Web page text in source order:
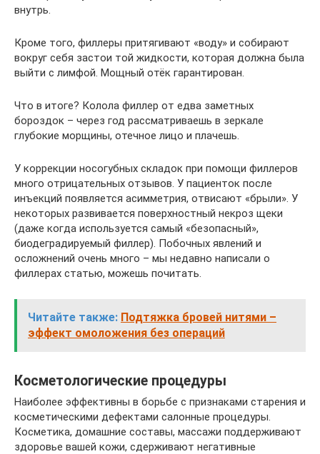
внутрь.
Кроме того, филлеры притягивают «воду» и собирают
вокруг себя застои той жидкости, которая должна была
выйти с лимфой. Мощный отёк гарантирован.
Что в итоге? Колола филлер от едва заметных
бороздок – через год рассматриваешь в зеркале
глубокие морщины, отечное лицо и плачешь.
У коррекции носогубных складок при помощи филлеров
много отрицательных отзывов. У пациенток после
инъекций появляется асимметрия, отвисают «брыли». У
некоторых развивается поверхностный некроз щеки
(даже когда используется самый «безопасный»,
биодеградируемый филлер). Побочных явлений и
осложнений очень много – мы недавно написали о
филлерах статью, можешь почитать.
Читайте также: Подтяжка бровей нитями –
эффект омоложения без операций
Косметологические процедуры
Наиболее эффективны в борьбе с признаками старения и
косметическими дефектами салонные процедуры.
Косметика, домашние составы, массажи поддерживают
здоровье вашей кожи, сдерживают негативные